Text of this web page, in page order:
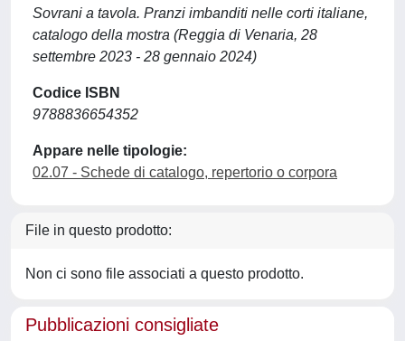
Sovrani a tavola. Pranzi imbanditi nelle corti italiane,
catalogo della mostra (Reggia di Venaria, 28
settembre 2023 - 28 gennaio 2024)
Codice ISBN
9788836654352
Appare nelle tipologie:
02.07 - Schede di catalogo, repertorio o corpora
File in questo prodotto:
Non ci sono file associati a questo prodotto.
Pubblicazioni consigliate